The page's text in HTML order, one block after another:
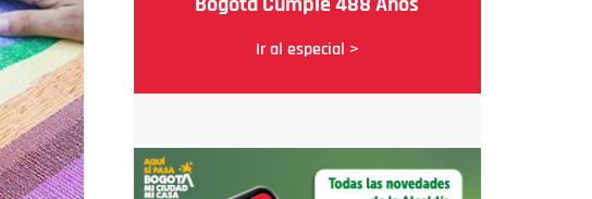
Ir al especial >